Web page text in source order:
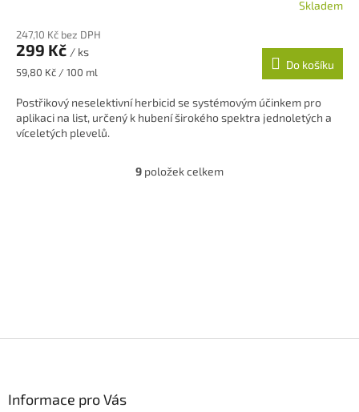
Skladem
247,10 Kč bez DPH
299 Kč / ks
Měrná
59,80 Kč / 100 ml
Do košíku
Postřikový neselektivní herbicid se systémovým účinkem pro
aplikaci na list, určený k hubení širokého spektra jednoletých a
víceletých plevelů.
O
k
9 položek celkem
Informace pro Vás